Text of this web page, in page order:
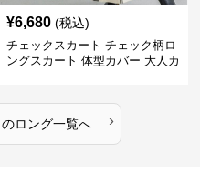
¥6,680 (税込)
チェックスカート チェック柄ロ
ングスカート 体型カバー 大人カ
のロング一覧へ ›